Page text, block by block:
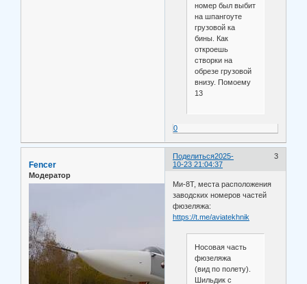
номер был выбит
на шпангоуте
грузовой ка
бины. Как
откроешь
створки на
обрезе грузовой
внизу. Помоему
13
0
Поделиться 3
2025-
10-23 21:04:37
Fencer
Модератор
Ми-8Т, места расположения
заводских номеров частей
фюзеляжа:
https://t.me/aviatekhnik
Носовая часть
фюзеляжа
(вид по полету).
Шильдик с